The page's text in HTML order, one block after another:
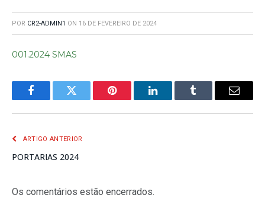
POR CR2-ADMIN1 ON 16 DE FEVEREIRO DE 2024
001.2024 SMAS
FacebookTwitter Pinterest LinkedInTumblr
E-
ARTIGO ANTERIOR
PORTARIAS 2024
Os comentários estão encerrados.